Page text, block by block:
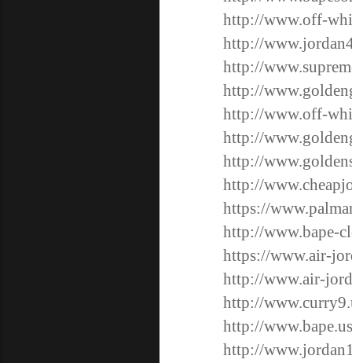
http://www.off-
http://
http://
http://
http://www.off-
http://
http://
http://
https://
http://www.bape-
https://www.air-
http://www.air-
http://
http://
http://